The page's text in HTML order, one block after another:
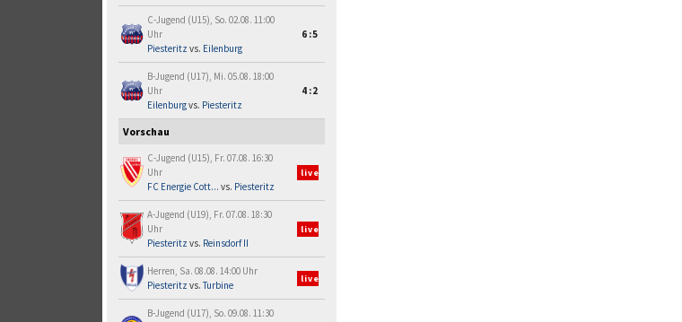
C-Jugend (U15), So. 02.08. 11:00
Uhr
Piesteritz vs. Eilenburg
6:5
B-Jugend (U17), Mi. 05.08. 18:00
Uhr
Eilenburgvs. Piesteritz
4:2
Vorschau
C-Jugend (U15), Fr. 07.08. 16:30
Uhr
FC Energie Cott... vs. Piesteritz
live
A-Jugend (U19), Fr. 07.08. 18:30
Uhr
Piesteritz vs. Reinsdorf II
live
Herren, Sa. 08.08. 14:00 Uhr
Piesteritz vs.Turbine
live
B-Jugend (U17), So. 09.08. 11:30